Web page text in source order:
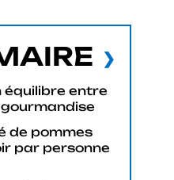
équilibre entre
de pommes
par personne